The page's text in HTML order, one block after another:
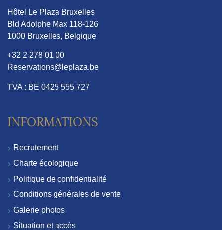
Hôtel Le Plaza Bruxelles
Bld Adolphe Max 118-126
1000 Bruxelles, Belgique
+32 2 278 01 00
Reservations@leplaza.be
TVA : BE 0425 555 727
INFORMATIONS
Recrutement
Charte écologique
Politique de confidentialité
Conditions générales de vente
Galerie photos
Situation et accès